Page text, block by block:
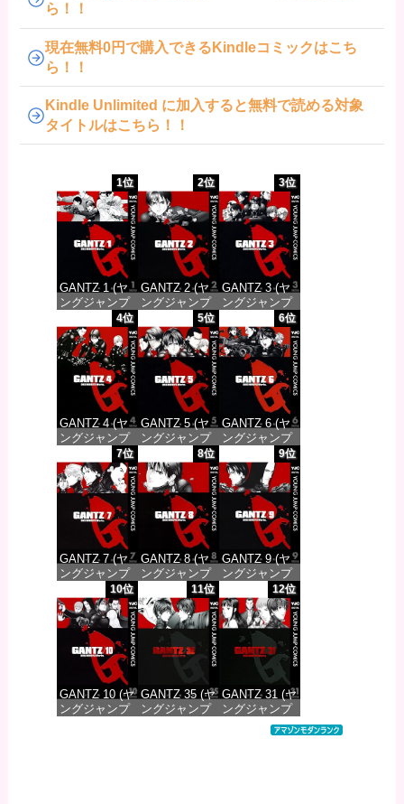
ら！！
現在無料0円で購入できるKindleコミックはこち
ら！！
Kindle Unlimited に加入すると無料で読める対象
タイトルはこちら！！
1位
GANTZ 1 (ヤ
ングジャンプ
コミックス
DIGITAL)
価格：¥100
2位
GANTZ 2 (ヤ
ングジャンプ
コミックス
DIGITAL)
価格：¥100
3位
GANTZ 3 (ヤ
ングジャンプ
コミックス
DIGITAL)
価格：¥100
4位
GANTZ 4 (ヤ
ングジャンプ
コミックス
DIGITAL)
価格：¥100
5位
GANTZ 5 (ヤ
ングジャンプ
コミックス
DIGITAL)
価格：¥100
6位
GANTZ 6 (ヤ
ングジャンプ
コミックス
DIGITAL)
価格：¥100
7位
GANTZ 7 (ヤ
ングジャンプ
コミックス
DIGITAL)
価格：¥100
8位
GANTZ 8 (ヤ
ングジャンプ
コミックス
DIGITAL)
価格：¥100
9位
GANTZ 9 (ヤ
ングジャンプ
コミックス
DIGITAL)
価格：¥100
10位
GANTZ 10 (ヤ
ングジャンプ
11位
GANTZ 35 (ヤ
ングジャンプ
12位
GANTZ 31 (ヤ
ングジャンプ
コミックス